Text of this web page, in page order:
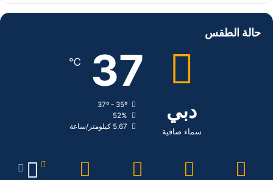
د
ن
ا
حالة الطقس
دبي
سماء صافية
37
℃
37º - 35º
52%
5.67 كيلومتر/ساعة